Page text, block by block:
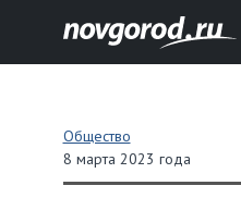
Общество
8 марта 2023 года